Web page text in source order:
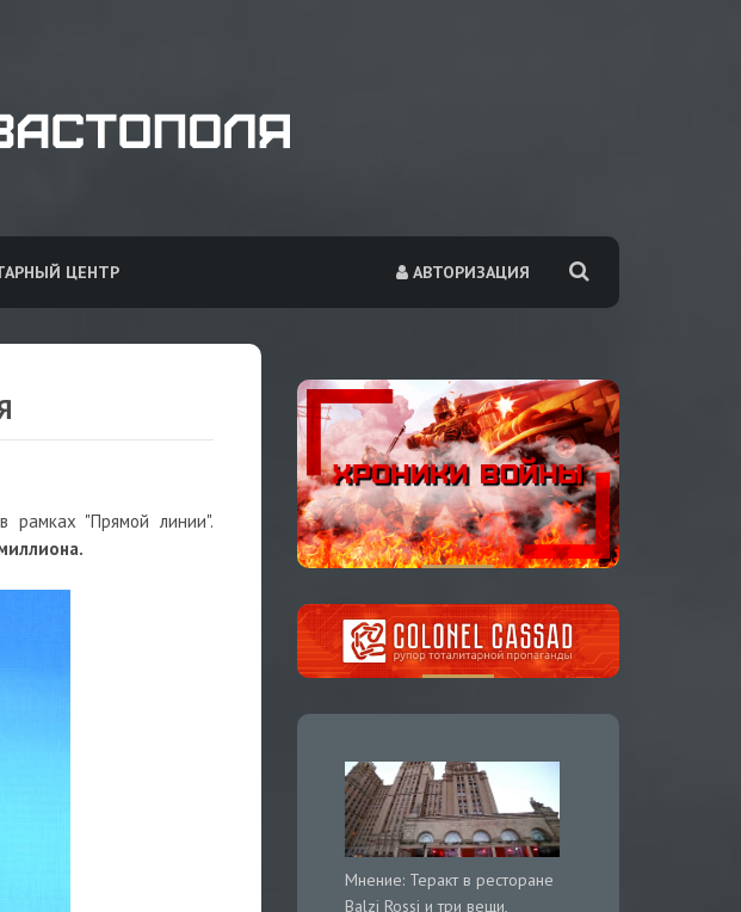
АВТОРИЗАЦИЯ
ЦЕНТР
рамках "Прямой линии".
Мнение: Теракт в ресторане
Balzi Rossi и три вещи,